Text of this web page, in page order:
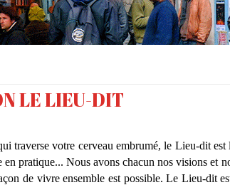
LE LIEU-DIT
traverse votre cerveau embrumé, le Lieu-dit
en pratique... Nous avons chacun nos visions et
de vivre ensemble est possible. Le Lieu-dit